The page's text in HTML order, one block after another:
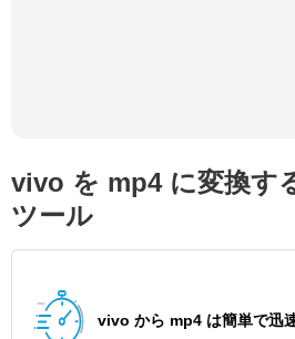
vivo を mp4 に変換す
ツール
vivo から mp4 は簡単で迅